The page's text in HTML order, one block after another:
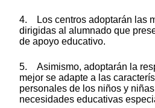
4. Los centros adoptarán las
dirigidas al alumnado que
de apoyo educativo.
5. Asimismo, adoptarán la
mejor se adapte a las
personales de los niños y
necesidades educativas